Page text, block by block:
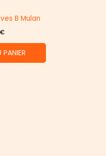
B Mulan
€